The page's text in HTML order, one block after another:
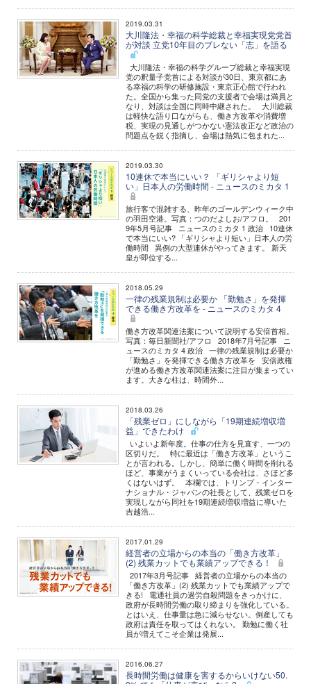
2019.03.31
大川隆法・幸福の科学総裁と幸福実現党党首
が対談 立党10年目のブレない「志」を語る
大川隆法・幸福の科学グループ総裁と幸福実現
党の釈量子党首による対談が30日、東京都にあ
る幸福の科学の研修施設・東京正心館で行われ
た。全国から集った同党の支援者で会場は満員と
なり、対談は全国に同時中継された。 大川総裁
は軽快な語り口ながらも、働き方改革や消費増
税、実現の見通しがつかない憲法改正など政治の
問題点を鋭く指摘し、会場は熱気に包まれた...
2019.03.30
10連休で本当にいい？ 「ギリシャより短
い」日本人の労働時間 - ニュースのミカタ 1
旅行客で混雑する、昨年のゴールデンウィーク中
の羽田空港。写真：つのだよしお/アフロ。 201
9年5月号記事 ニュースのミカタ 1 政治 10連休
で本当にいい? 「ギリシャより短い」日本人の労
働時間 異例の大型連休がやってきます。 新天
皇が即位する...
2018.05.29
一律の残業規制は必要か 「勤勉さ」を発揮
できる働き方改革を - ニュースのミカタ 4
働き方改革関連法案について説明する安倍首相。
写真：毎日新聞社/アフロ 2018年7月号記事 ニ
ュースのミカタ 4 政治 一律の残業規制は必要か
「勤勉さ」を発揮できる働き方改革を 安倍政権
が進める働き方改革関連法案に注目が集まってい
ます。大きな柱は、時間外...
2018.03.26
「残業ゼロ」にしながら「19期連続増収増
益」できたわけ
いよいよ新年度。仕事の仕方を見直す、一つの
区切りだ。 特に最近は「働き方改革」というこ
とが言われる。しかし、簡単に働く時間を削れる
ほど、事業がうまくいっている会社は、さほど多
くはないはず。 本欄では、トリンプ・インター
ナショナル・ジャパンの社長として、残業ゼロを
実現しながら同社を19期連続増収増益に導いた
吉越浩...
2017.01.29
経営者の立場からの本当の「働き方改革」
(2) 残業カットでも業績アップできる！
2017年3月号記事 経営者の立場からの本当の
「働き方改革」(2) 残業カットでも業績アップで
きる! 電通社員の過労自殺問題をきっかけに、
政府が長時間労働の取り締まりを強化している。
とはいえ、仕事量は急に減らせない。倒産しても
政府は責任を取ってはくれない。 勤勉に働く社
員が増えてこそ企業は発展...
2016.06.27
長時間労働は健康を害するからいけない50.